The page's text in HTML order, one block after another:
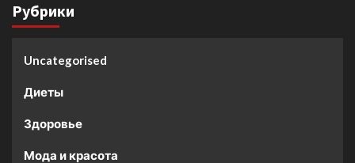
Рубрики
Uncategorised
Диеты
Здоровье
Мода и красота